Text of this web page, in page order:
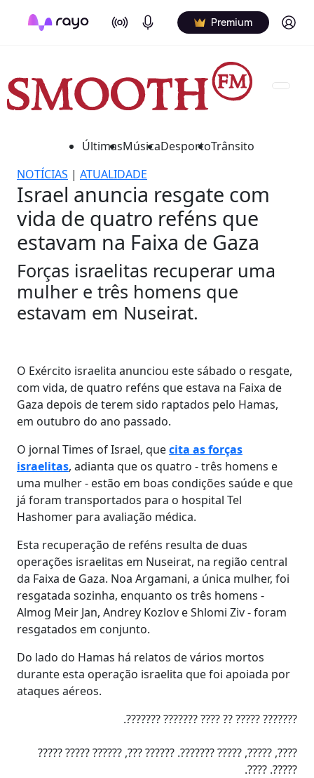
On Air Podcasts Premium Log in
ÚltimasMúsicaDesportoTrânsito
NOTÍCIAS | ATUALIDADE
Israel anuncia resgate com
vida de quatro reféns que
estavam na Faixa de Gaza
Forças israelitas recuperar uma
mulher e três homens que
estavam em Nuseirat.
O Exército israelita anunciou este sábado o resgate,
com vida, de quatro reféns que estava na Faixa de
Gaza depois de terem sido raptados pelo Hamas,
em outubro do ano passado.
O jornal Times of Israel, quecita as forças
israelitas, adianta que os quatro - três homens e
uma mulher - estão em boas condições saúde e que
já foram transportados para o hospital Tel
Hashomer para avaliação médica.
Esta recuperação de reféns resulta de duas
operações israelitas em Nuseirat, na região central
da Faixa de Gaza. Noa Argamani, a única mulher, foi
resgatada sozinha, enquanto os três homens -
Almog Meir Jan, Andrey Kozlov e Shlomi Ziv - foram
resgatados em conjunto.
Do lado do Hamas há relatos de vários mortos
durante esta operação israelita que foi apoiada por
ataques aéreos.
??????? ????? ?? ???? ??????? ???????.
????, ?????, ????? ???????. ?????? ???, ?????? ????? ?????
?????. ????.